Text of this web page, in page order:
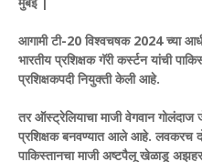
आगामी टी-20 विश्वचषक 2024 च्या
भारतीय प्रशिक्षक गॅरी कर्स्टन यांची
प्रशिक्षकपदी नियुक्ती केली आहे.
तर ऑस्ट्रेलियाचा माजी वेगवान
प्रशिक्षक बनवण्यात आले आहे. लवकरच
पाकिस्तानचा माजी अष्टपैलू खेळाडू